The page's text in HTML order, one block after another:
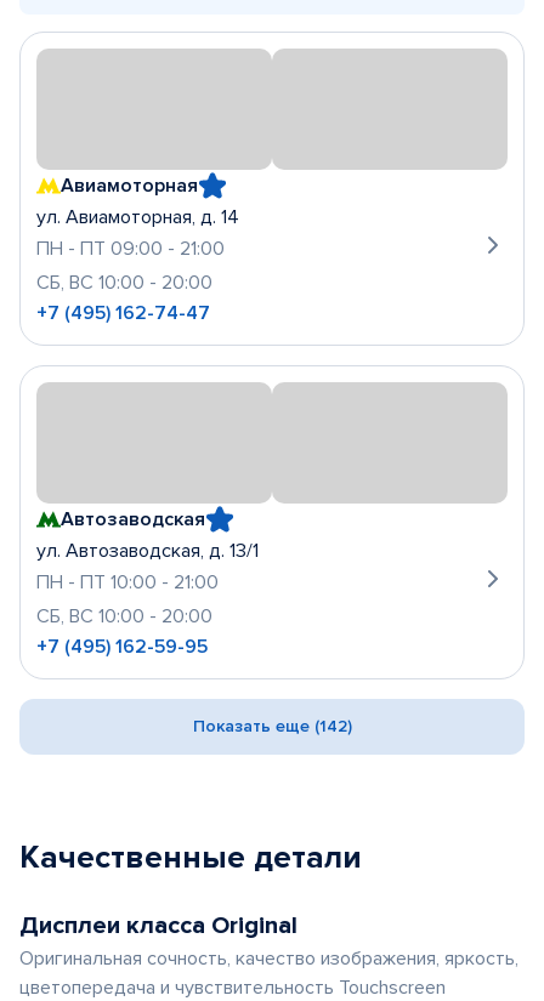
Авиамоторная
ул. Авиамоторная, д. 14
ПН - ПТ 09:00 - 21:00
СБ, ВС 10:00 - 20:00
+7 (495) 162-74-47
Автозаводская
ул. Автозаводская, д. 13/1
ПН - ПТ 10:00 - 21:00
СБ, ВС 10:00 - 20:00
+7 (495) 162-59-95
Показать еще (142)
Качественные детали
Дисплеи класса Original
Оригинальная сочность, качество изображения, яркость,
цветопередача и чувствительность Touchscreen